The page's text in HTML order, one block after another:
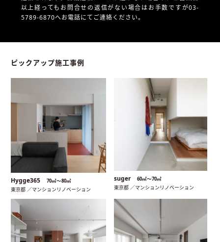
以上経ってもお問合せの返信がない場合はお手数ですが03-
5789-6870へお電話にてご連絡ください。
ピックアップ施工事例
Hygge365 70㎡〜80㎡
東京都 ／マンションリノベーション
suger 60㎡〜70㎡
東京都 ／マンションリノベーション